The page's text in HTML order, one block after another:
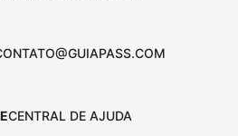
CENTRAL DE AJUDA